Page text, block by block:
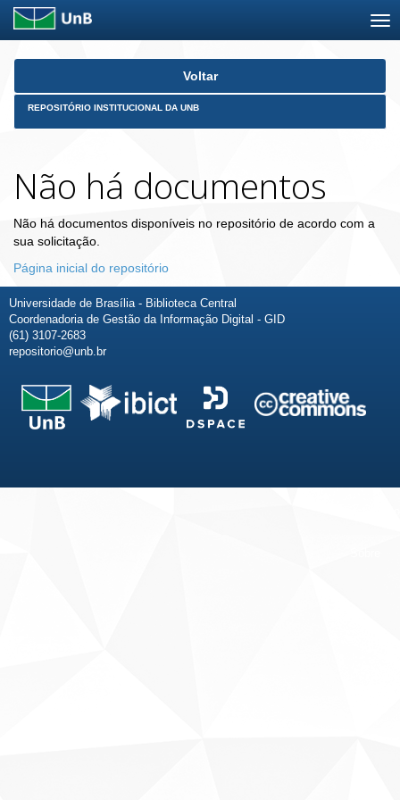
Skip
Voltar
REPOSITÓRIO INSTITUCIONAL DA UNB
Não há documentos
Não há documentos disponíveis no repositório de acordo com a
sua solicitação.
Página inicial do repositório
Universidade de Brasília - Biblioteca Central
Coordenadoria de Gestão da Informação Digital - GID
(61) 3107-2683
repositorio@unb.br